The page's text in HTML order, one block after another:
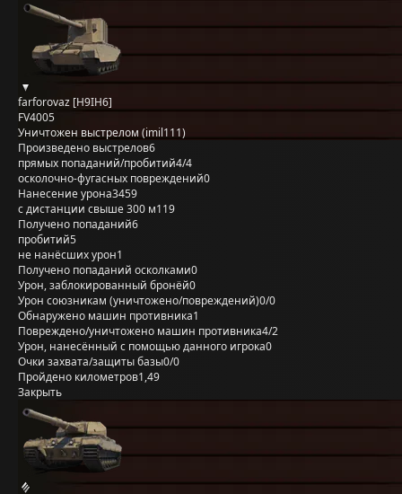
farforovaz [H9IH6]
FV4005
Уничтожен выстрелом (imil111)
Произведено выстрелов6
прямых попаданий/пробитий4/4
осколочно-фугасных повреждений0
Нанесение урона3459
с дистанции свыше 300 м119
Получено попаданий6
пробитий5
не нанёсших урон1
Получено попаданий осколками0
Урон, заблокированный бронёй0
Урон союзникам (уничтожено/повреждений)0/0
Обнаружено машин противника1
Повреждено/уничтожено машин противника4/2
Урон, нанесённый с помощью данного игрока0
Очки захвата/защиты базы0/0
Пройдено километров1,49
Закрыть